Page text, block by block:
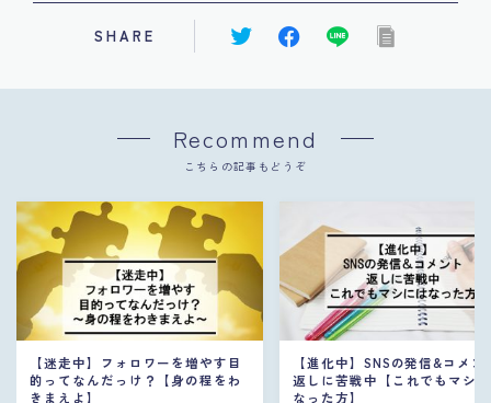
SHARE
Recommend
こちらの記事もどうぞ
【迷走中】フォロワーを増やす目
的ってなんだっけ？【身の程をわ
きまえよ】
【進化中】SNSの発信&コメン
返しに苦戦中【これでもマシ
なった方】